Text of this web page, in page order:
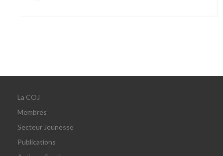
La COJ
Membres
Secteur Jeunesse
Publications